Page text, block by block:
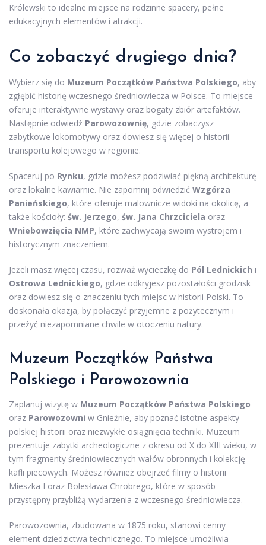
Królewski to idealne miejsce na rodzinne spacery, pełne
edukacyjnych elementów i atrakcji.
Co zobaczyć drugiego dnia?
Wybierz się do Muzeum Początków Państwa Polskiego, aby
zgłębić historię wczesnego średniowiecza w Polsce. To miejsce
oferuje interaktywne wystawy oraz bogaty zbiór artefaktów.
Następnie odwiedź Parowozownię, gdzie zobaczysz
zabytkowe lokomotywy oraz dowiesz się więcej o historii
transportu kolejowego w regionie.
Spaceruj po Rynku, gdzie możesz podziwiać piękną architekturę
oraz lokalne kawiarnie. Nie zapomnij odwiedzić Wzgórza
Panieńskiego, które oferuje malownicze widoki na okolicę, a
także kościoły: św. Jerzego, św. Jana Chrzciciela oraz
Wniebowzięcia NMP, które zachwycają swoim wystrojem i
historycznym znaczeniem.
Jeżeli masz więcej czasu, rozważ wycieczkę do Pól Lednickich i
Ostrowa Lednickiego, gdzie odkryjesz pozostałości grodzisk
oraz dowiesz się o znaczeniu tych miejsc w historii Polski. To
doskonała okazja, by połączyć przyjemne z pożytecznym i
przeżyć niezapomniane chwile w otoczeniu natury.
Muzeum Początków Państwa
Polskiego i Parowozownia
Zaplanuj wizytę w Muzeum Początków Państwa Polskiego
oraz Parowozowni w Gnieźnie, aby poznać istotne aspekty
polskiej historii oraz niezwykłe osiągnięcia techniki. Muzeum
prezentuje zabytki archeologiczne z okresu od X do XIII wieku, w
tym fragmenty średniowiecznych wałów obronnych i kolekcję
kafli piecowych. Możesz również obejrzeć filmy o historii
Mieszka I oraz Bolesława Chrobrego, które w sposób
przystępny przybliżą wydarzenia z wczesnego średniowiecza.
Parowozownia, zbudowana w 1875 roku, stanowi cenny
element dziedzictwa technicznego. To miejsce umożliwia